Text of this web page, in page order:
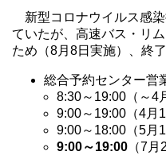
新型コロナウイルス感
ていたが、高速バス・リ
ため（8月8日実施）、終
総合予約センター営
8:30～19:00（～4
9:00～19:00（4月
9:00～18:00（5月
9:00～19:00 （7月